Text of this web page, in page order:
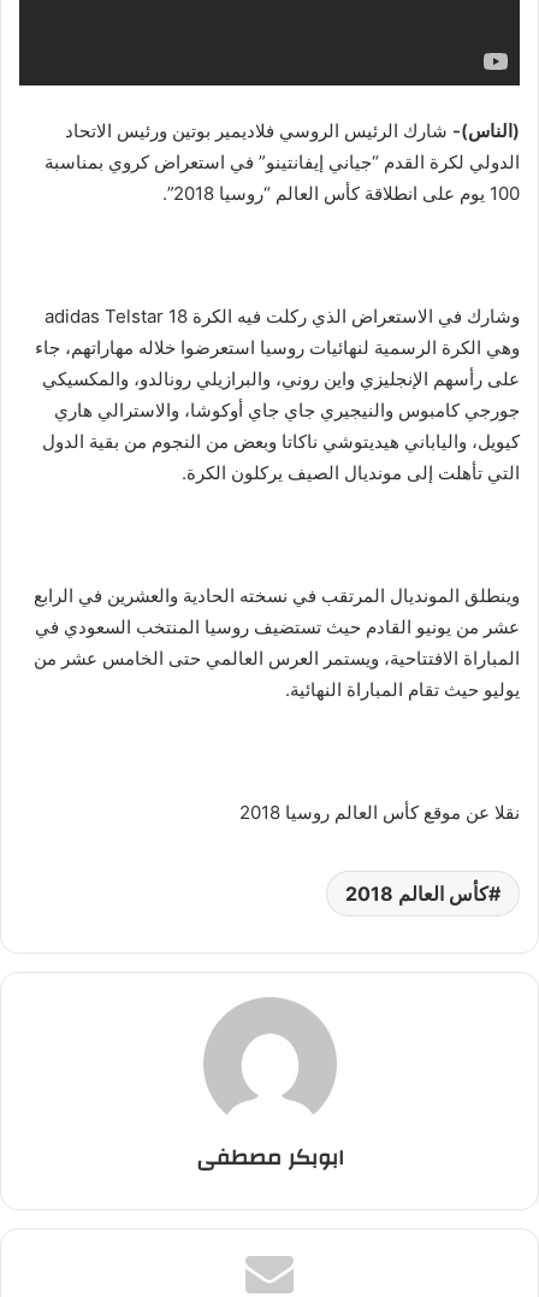
(الناس)- شارك الرئيس الروسي فلاديمير بوتين ورئيس الاتحاد
الدولي لكرة القدم “جياني إيفانتينو” في استعراض كروي بمناسبة
100 يوم على انطلاقة كأس العالم “روسيا 2018”.
وشارك في الاستعراض الذي ركلت فيه الكرة adidas Telstar 18
وهي الكرة الرسمية لنهائيات روسيا استعرضوا خلاله مهاراتهم، جاء
على رأسهم الإنجليزي واين روني، والبرازيلي رونالدو، والمكسيكي
جورجي كامبوس والنيجيري جاي جاي أوكوشا، والاسترالي هاري
كيويل، والياباني هيديتوشي ناكاتا وبعض من النجوم من بقية الدول
التي تأهلت إلى مونديال الصيف يركلون الكرة.
وينطلق المونديال المرتقب في نسخته الحادية والعشرين في الرابع
عشر من يونيو القادم حيث تستضيف روسيا المنتخب السعودي في
المباراة الافتتاحية، ويستمر العرس العالمي حتى الخامس عشر من
يوليو حيث تقام المباراة النهائية.
نقلا عن موقع كأس العالم روسيا 2018
كأس العالم 2018
ابوبكر مصطفى